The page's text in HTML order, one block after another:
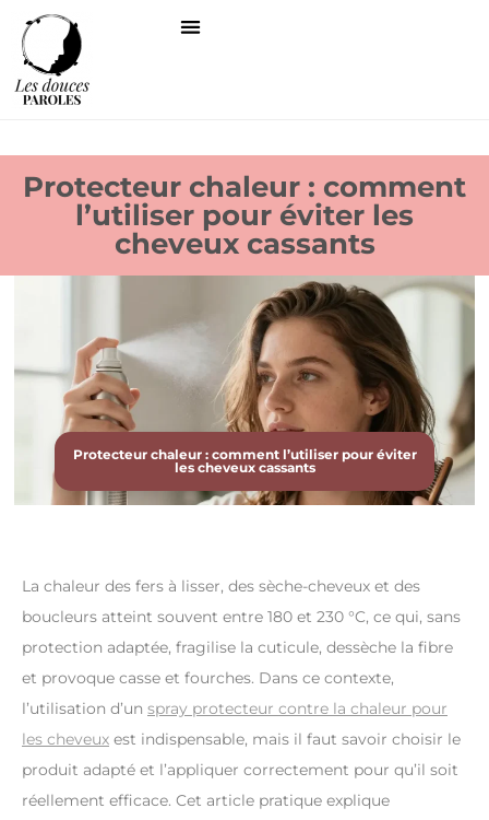
Protecteur chaleur : comment
l’utiliser pour éviter les
cheveux cassants
Protecteur chaleur : comment l’utiliser pour éviter
les cheveux cassants
La chaleur des fers à lisser, des sèche-cheveux et des
boucleurs atteint souvent entre 180 et 230 °C, ce qui, sans
protection adaptée, fragilise la cuticule, dessèche la fibre
et provoque casse et fourches. Dans ce contexte,
l’utilisation d’un spray protecteur contre la chaleur pour
les cheveux est indispensable, mais il faut savoir choisir le
produit adapté et l’appliquer correctement pour qu’il soit
réellement efficace. Cet article pratique explique